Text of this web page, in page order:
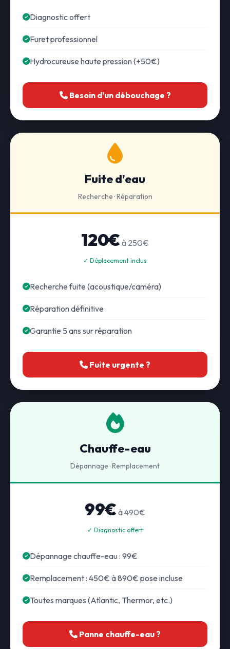
Diagnostic offert
Furet professionnel
Hydrocureuse haute pression (+50€)
Besoin d'un débouchage ?
Fuite d'eau
Recherche · Réparation
120€ à 250€
✓ Déplacement inclus
Recherche fuite (acoustique/caméra)
Réparation définitive
Garantie 5 ans sur réparation
Fuite urgente ?
Chauffe-eau
Dépannage · Remplacement
99€ à 490€
✓ Diagnostic offert
Dépannage chauffe-eau : 99€
Remplacement : 450€ à 890€ pose incluse
Toutes marques (Atlantic, Thermor, etc.)
Panne chauffe-eau ?